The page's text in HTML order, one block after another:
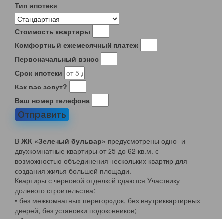
Тип ипотеки
Стоимость квартиры
Комфортный ежемесячный платеж
Первоначальный взнос
Срок ипотеки
Как вас зовут?
Ваш номер телефона
Отправить
В ЖК «Зеленый бульвар» предусмотрены одно- и
двухкомнатные квартиры от 25 до 62 кв.м. с
возможностью объединения нескольких квартир для
создания жилья большей площади.
Квартиры с черновой отделкой сдаются Участнику
долевого строительства:
• без межкомнатных перегородок, без внутриквартирных
дверей, без установки подоконников;